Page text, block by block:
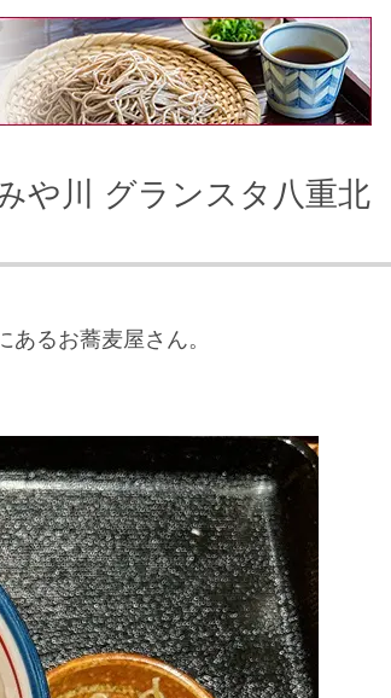
や川 グランスタ八重北
るお蕎麦屋さん。